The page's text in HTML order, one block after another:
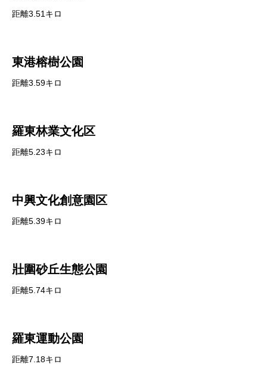
距離3.51キロ
東港榕樹公園
距離3.59キロ
羅東林業文化区
距離5.23キロ
中興文化創意園区
距離5.39キロ
壯圍砂丘生態公園
距離5.74キロ
羅東運動公園
距離7.18キロ